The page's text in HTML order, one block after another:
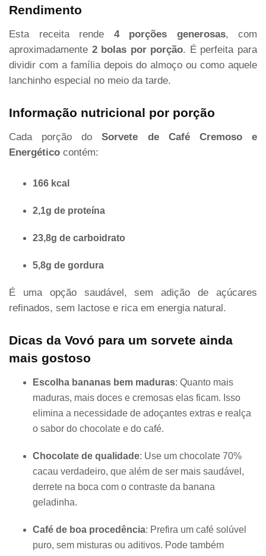
Rendimento
Esta receita rende 4 porções generosas, com
aproximadamente 2 bolas por porção. É perfeita para
dividir com a família depois do almoço ou como aquele
lanchinho especial no meio da tarde.
Informação nutricional por porção
Cada porção doSorvete de Café Cremoso e
Energético contém:
166 kcal
2,1g de proteína
23,8g de carboidrato
5,8g de gordura
É uma opção saudável, sem adição de açúcares
refinados, sem lactose e rica em energia natural.
Dicas da Vovó para um sorvete ainda
mais gostoso
Escolha bananas bem maduras: Quanto mais
maduras, mais doces e cremosas elas ficam. Isso
elimina a necessidade de adoçantes extras e realça
o sabor do chocolate e do café.
Chocolate de qualidade: Use um chocolate 70%
cacau verdadeiro, que além de ser mais saudável,
derrete na boca com o contraste da banana
geladinha.
Café de boa procedência: Prefira um café solúvel
puro, sem misturas ou aditivos. Pode também